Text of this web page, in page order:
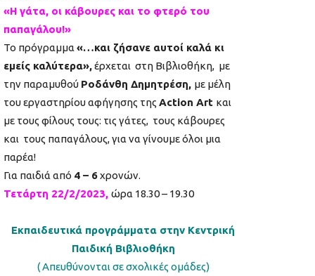
«Η γάτα, οι κάβουρες και το φτερό του
παπαγάλου!»
Το πρόγραμμα «…και ζήσανε αυτοί καλά κι
εμείς καλύτερα»,έρχεται στη Βιβλιοθήκη, με
την παραμυθού Ροδάνθη Δημητρέση, με μέλη
του εργαστηρίου αφήγησης της Action Art και
με τους φίλους τους: τις γάτες, τους κάβουρες
και τους παπαγάλους, για να γίνουμε όλοι μια
παρέα!
Για παιδιά από 4 – 6χρονών.
Τετάρτη 22/2/2023, ώρα 18.30 – 19.30
Εκπαιδευτικά προγράμματα στην Κεντρική
Παιδική Βιβλιοθήκη
( Απευθύνονται σε σχολικές ομάδες)